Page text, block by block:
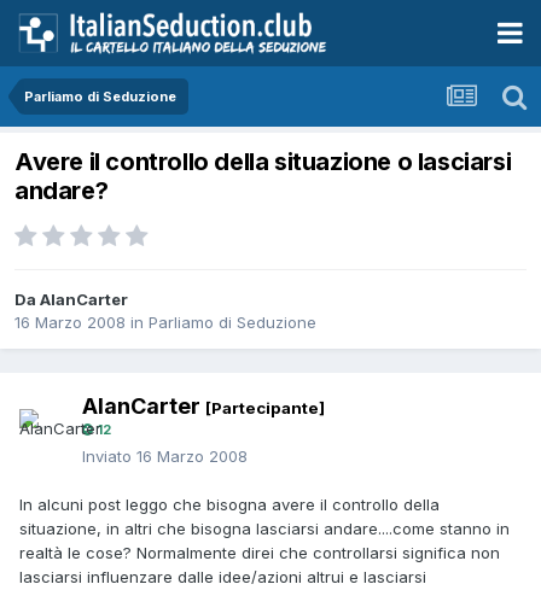
Parliamo di Seduzione
Avere il controllo della situazione o lasciarsi
andare?
Da AlanCarter
16 Marzo 2008 in Parliamo di Seduzione
AlanCarter [Partecipante]
12
Inviato 16 Marzo 2008
In alcuni post leggo che bisogna avere il controllo della
situazione, in altri che bisogna lasciarsi andare....come stanno in
realtà le cose? Normalmente direi che controllarsi significa non
lasciarsi influenzare dalle idee/azioni altrui e lasciarsi